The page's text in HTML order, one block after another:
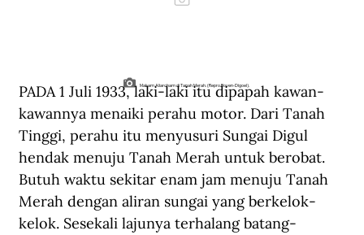
Makam Aliarcham di Tanah Merah. (Repro Boven-Digoel).
PADA 1 Juli 1933, laki-laki itu dipapah kawan-
kawannya menaiki perahu motor. Dari Tanah
Tinggi, perahu itu menyusuri Sungai Digul
hendak menuju Tanah Merah untuk berobat.
Butuh waktu sekitar enam jam menuju Tanah
Merah dengan aliran sungai yang berkelok-
kelok. Sesekali lajunya terhalang batang-